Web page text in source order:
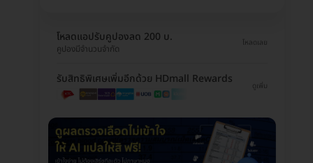
โหลดแอปรับคูปองลด 200 บ.
คูปองมีจำนวนจำกัด
โหลดเลย
รับสิทธิพิเศษเพิ่มอีกด้วย HDmall Rewards
ดูเพิ่ม